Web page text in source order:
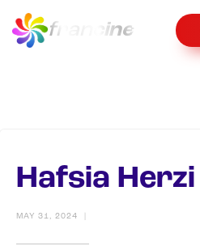
fran cine
Hafsia Herzi
MAY 31, 2024